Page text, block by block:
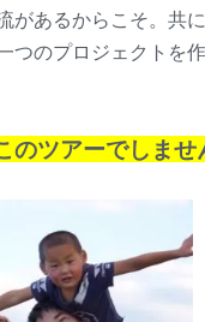
があるからこそ。共
つのプロジェクトを
のツアーでしませ